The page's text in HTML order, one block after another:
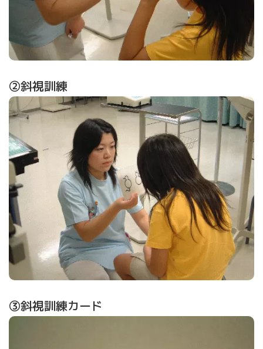
②斜視訓練
③斜視訓練カード